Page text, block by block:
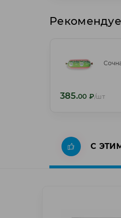
385.00 ₽/шт
385.00 ₽/шт
С